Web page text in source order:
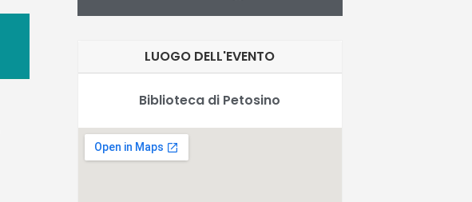
LUOGO DELL'EVENTO
Biblioteca di Petosino